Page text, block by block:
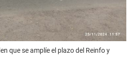
que se amplíe el plazo del Reinfo y